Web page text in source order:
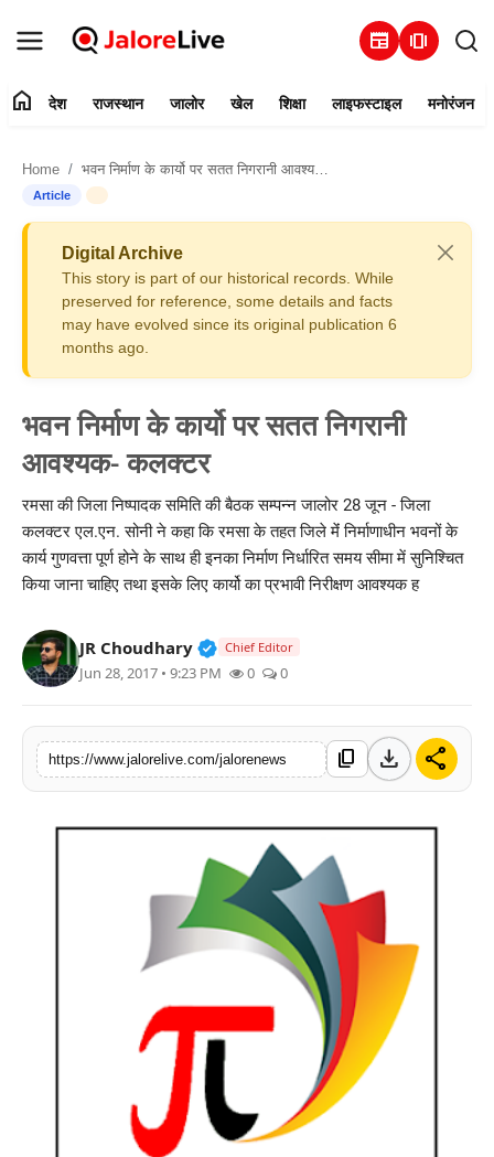
newspaper amp_stories
संपर्क करें
राजस्थान
खेल
शिक्षा
लाइफस्टाइल
मनोरंजन
तकनीक
विशेष
बिज़नेस
home देश राजस्थान जालोर खेल शिक्षा लाइफस्टाइल मनोरंजन
Home भवन निर्माण के कार्यो पर सतत निगरानी आवश्यक- कलक्टर
Article
Digital Archive
This story is part of our historical records. While
preserved for reference, some details and facts
may have evolved since its original publication 6
months ago.
भवन निर्माण के कार्यो पर सतत निगरानी
आवश्यक- कलक्टर
रमसा की जिला निष्पादक समिति की बैठक सम्पन्न जालोर 28 जून - जिला
कलक्टर एल.एन. सोनी ने कहा कि रमसा के तहत जिले मेंं निर्माणाधीन भवनों के
कार्य गुणवत्ता पूर्ण होने के साथ ही इनका निर्माण निर्धारित समय सीमा में सुनिश्चित
किया जाना चाहिए तथा इसके लिए कार्यो का प्रभावी निरीक्षण आवश्यक ह
JR Choudhary Verified Public Figure • 30 Mar,
Chief Editor
Jun 28, 2017 • 9:23 PM 0 0
https://www.jalorelive.com/jalorenews content_copy download share